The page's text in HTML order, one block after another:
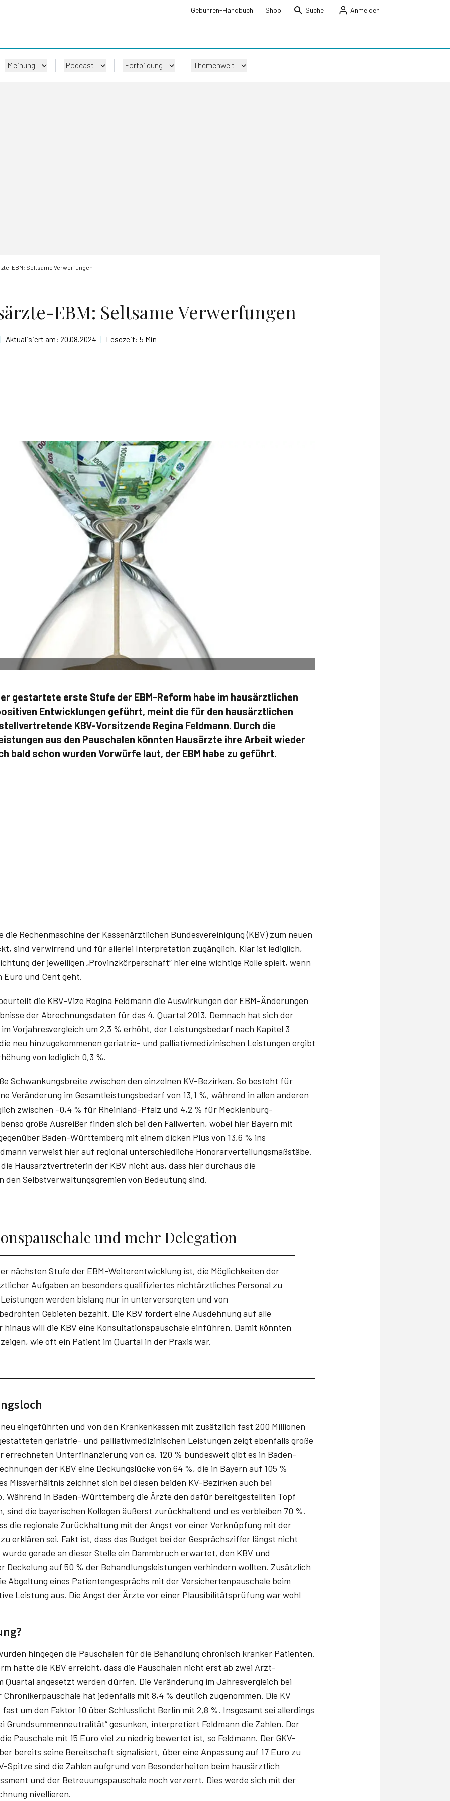
Gebühren-Handbuch Shop Suche Anmelden
Meinung Podcast Fortbildung Themenwelt
EBM: Seltsame Verwerfungen
EBM: Seltsame Verwerfungen
| Aktualisiert am: 20.08.2024 | Lesezeit: 5 Min
gestartete erste Stufe der EBM-Reform habe im hausärztlichen
Entwicklungen geführt, meint die für den hausärztlichen
KBV-Vorsitzende Regina Feldmann. Durch die
aus den Pauschalen könnten Hausärzte ihre Arbeit wieder
bald schon wurden Vorwürfe laut, der EBM habe zu geführt.
die Rechenmaschine der Kassenärztlichen Bundesvereinigung (KBV) zum neuen
sind verwirrend und für allerlei Interpretation zugänglich. Klar ist lediglich,
der jeweiligen „Provinzkörperschaft“ hier eine wichtige Rolle spielt, wenn
Euro und Cent geht.
die KBV-Vize Regina Feldmann die Auswirkungen der EBM-Änderungen
der Abrechnungsdaten für das 4. Quartal 2013. Demnach hat sich der
Vorjahresvergleich um 2,3 % erhöht, der Leistungsbedarf nach Kapitel 3
neu hinzugekommenen geriatrie- und palliativmedizinischen Leistungen ergibt
von lediglich 0,3 %.
Schwankungsbreite zwischen den einzelnen KV-Bezirken. So besteht für
Veränderung im Gesamtleistungsbedarf von 13,1 %, während in allen anderen
zwischen -0,4 % für Rheinland-Pfalz und 4,2 % für Mecklenburg-
große Ausreißer finden sich bei den Fallwerten, wobei hier Bayern mit
Baden-Württemberg mit einem dicken Plus von 13,6 % ins
verweist hier auf regional unterschiedliche Honorarverteilungsmaßstäbe.
Hausarztvertreterin der KBV nicht aus, dass hier durchaus die
den Selbstverwaltungsgremien von Bedeutung sind.
und mehr Delegation
nächsten Stufe der EBM-Weiterentwicklung ist, die Möglichkeiten der
Aufgaben an besonders qualifiziertes nichtärztliches Personal zu
werden bislang nur in unterversorgten und von
Gebieten bezahlt. Die KBV fordert eine Ausdehnung auf alle
hinaus will die KBV eine Konsultationspauschale einführen. Damit könnten
wie oft ein Patient im Quartal in der Praxis war.
eingeführten und von den Krankenkassen mit zusätzlich fast 200 Millionen
geriatrie- und palliativmedizinischen Leistungen zeigt ebenfalls große
errechneten Unterfinanzierung von ca. 120 % bundesweit gibt es in Baden-
der KBV eine Deckungslücke von 64 %, die in Bayern auf 105 %
Missverhältnis zeichnet sich bei diesen beiden KV-Bezirken auch bei
Während in Baden-Württemberg die Ärzte den dafür bereitgestellten Topf
sind die bayerischen Kollegen äußerst zurückhaltend und es verbleiben 70 %.
die regionale Zurückhaltung mit der Angst vor einer Verknüpfung mit der
erklären sei. Fakt ist, dass das Budget bei der Gesprächsziffer längst nicht
gerade an dieser Stelle ein Dammbruch erwartet, den KBV und
Deckelung auf 50 % der Behandlungsleistungen verhindern wollten. Zusätzlich
Abgeltung eines Patientengesprächs mit der Versichertenpauschale beim
Leistung aus. Die Angst der Ärzte vor einer Plausibilitätsprüfung war wohl
hingegen die Pauschalen für die Behandlung chronisch kranker Patienten.
hatte die KBV erreicht, dass die Pauschalen nicht erst ab zwei Arzt-
angesetzt werden dürfen. Die Veränderung im Jahresvergleich bei
hat jedenfalls mit 8,4 % deutlich zugenommen. Die KV
um den Faktor 10 über Schlusslicht Berlin mit 2,8 %. Insgesamt sei allerdings
Grundsummenneutralität“ gesunken, interpretiert Feldmann die Zahlen. Der
Pauschale mit 15 Euro viel zu niedrig bewertet ist, so Feldmann. Der GKV-
bereits seine Bereitschaft signalisiert, über eine Anpassung auf 17 Euro zu
Spitze sind die Zahlen aufgrund von Besonderheiten beim hausärztlich
und der Betreuungspauschale noch verzerrt. Dies werde sich mit der
nivellieren.